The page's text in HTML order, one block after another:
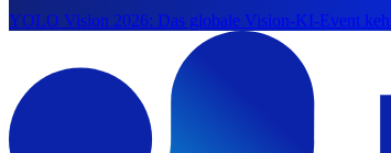
YOLO Vision 2026: Das globale Vision-KI-Event